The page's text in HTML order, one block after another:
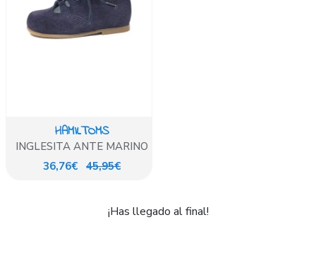
HAMILTOMS
INGLESITA ANTE MARINO
36,76€ 45,95€
¡Has llegado al final!